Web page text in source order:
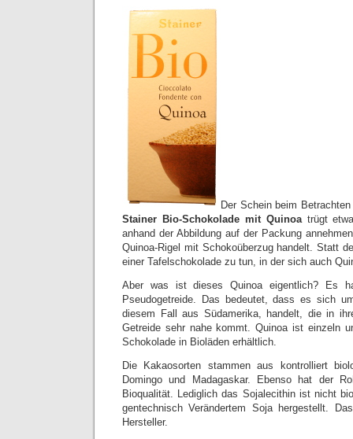
Der Schein beim
Stainer Bio-Schokolade mit Quinoatrügt
anhand der Abbildung auf der Packung
Quinoa-Rigel mit Schokoüberzug handelt. Statt
einer Tafelschokolade zu tun, in der sich auch
Aber was ist dieses Quinoa eigentlich? Es
Pseudogetreide. Das bedeutet, dass es sich
diesem Fall aus Südamerika, handelt, die in
Getreide sehr nahe kommt. Quinoa ist einzeln
Schokolade in Bioläden erhältlich.
Die Kakaosorten stammen aus kontrolliert
Domingo und Madagaskar. Ebenso hat der
Bioqualität. Lediglich das Sojalecithin ist nicht
gentechnisch Verändertem Soja hergestellt.
Hersteller.